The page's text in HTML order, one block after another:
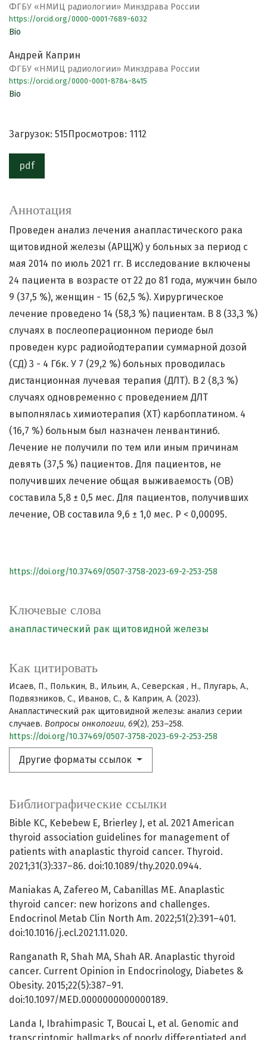
ФГБУ «НМИЦ радиологии» Минздрава России
https://orcid.org/0000-0001-7689-6032
Bio
Андрей Каприн
ФГБУ «НМИЦ радиологии» Минздрава России
https://orcid.org/0000-0001-8784-8415
Bio
Загрузок: 515 Просмотров: 1112
pdf
Ключевые слова
анапластический рак щитовидной железы
Как цитировать
Исаев, П., Полькин, В., Ильин, А., Северская , Н., Плугарь, А.,
Подвязников, С., Иванов, С., & Каприн, А. (2023).
Анапластический рак щитовидной железы: анализ серии
случаев. Вопросы онкологии, 69(2), 253–258.
https://doi.org/10.37469/0507-3758-2023-69-2-253-258
Другие форматы ссылок
Аннотация
Проведен анализ лечения анапластического рака
щитовидной железы (АРЩЖ) у больных за период с
мая 2014 по июль 2021 гг. В исследование включены
24 пациента в возрасте от 22 до 81 года, мужчин было
9 (37,5 %), женщин - 15 (62,5 %). Хирургическое
лечение проведено 14 (58,3 %) пациентам. В 8 (33,3 %)
случаях в послеоперационном периоде был
проведен курс радиойодтерапии суммарной дозой
(СД) 3 - 4 Гбк. У 7 (29,2 %) больных проводилась
дистанционная лучевая терапия (ДЛТ). В 2 (8,3 %)
случаях одновременно с проведением ДЛТ
выполнялась химиотерапия (ХТ) карбоплатином. 4
(16,7 %) больным был назначен ленвантиниб.
Лечение не получили по тем или иным причинам
девять (37,5 %) пациентов. Для пациентов, не
получивших лечение общая выживаемость (ОВ)
составила 5,8 ± 0,5 мес. Для пациентов, получивших
лечение, ОВ составила 9,6 ± 1,0 мес. Р < 0,00095.
https://doi.org/10.37469/0507-3758-2023-69-2-253-258
Библиографические ссылки
Bible KC, Kebebew E, Brierley J, et al. 2021 American
thyroid association guidelines for management of
patients with anaplastic thyroid cancer. Thyroid.
2021;31(3):337–86. doi:10.1089/thy.2020.0944.
Maniakas A, Zafereo M, Cabanillas ME. Anaplastic
thyroid cancer: new horizons and challenges.
Endocrinol Metab Clin North Am. 2022;51(2):391–401.
doi:10.1016/j.ecl.2021.11.020.
Ranganath R, Shah MA, Shah AR. Anaplastic thyroid
cancer. Current Opinion in Endocrinology, Diabetes &
Obesity. 2015;22(5):387–91.
doi:10.1097/MED.0000000000000189.
Landa I, Ibrahimpasic T, Boucai L, et al. Genomic and